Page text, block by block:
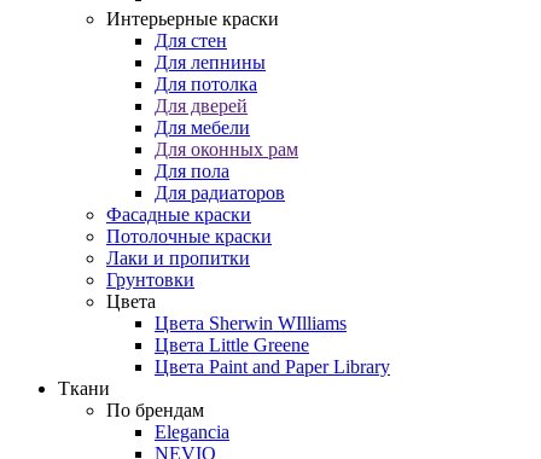
Интерьерные краски
Для стен
Для лепнины
Для потолка
Для дверей
Для мебели
Для оконных рам
Для пола
Для радиаторов
Фасадные краски
Потолочные краски
Лаки и пропитки
Грунтовки
Цвета
Цвета Sherwin WIlliams
Цвета Little Greene
Цвета Paint and Paper Library
Ткани
По брендам
Elegancia
NEVIO